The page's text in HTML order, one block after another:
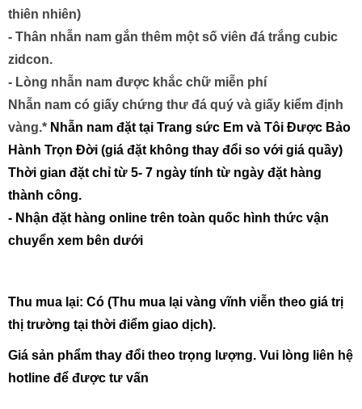
thiên nhiên)
- Thân nhẫn nam gắn thêm một số viên đá trắng cubic
zidcon.
- Lòng nhẫn nam được khắc chữ miễn phí
Nhẫn nam có giấy chứng thư đá quý và giấy kiểm định
vàng.* Nhẫn nam đặt tại Trang sức Em và Tôi Được Bảo
Hành Trọn Đời (giá đặt không thay đổi so với giá quầy)
Thời gian đặt chỉ từ 5- 7 ngày tính từ ngày đặt hàng
thành công.
- Nhận đặt hàng online trên toàn quốc hình thức vận
chuyển xem bên dưới
Thu mua lại: Có (Thu mua lại vàng vĩnh viễn theo giá trị
thị trường tại thời điểm giao dịch).
Giá sản phẩm thay đổi theo trọng lượng. Vui lòng liên hệ
hotline để được tư vấn